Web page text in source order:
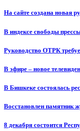
На сайте создана новая
В индексе свободы
Руководство ОТРК
В эфире – новое
В Бишкеке состоялась
Восстановлен памятник
8 декабря состоится